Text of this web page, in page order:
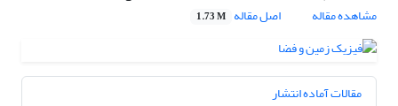
مشاهده مقاله
اصل مقاله 1.73 M
مقالات آماده انتشار